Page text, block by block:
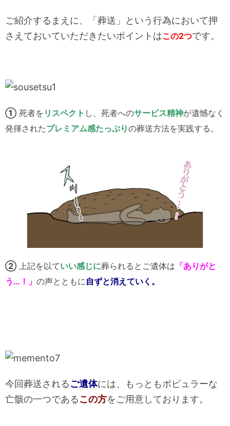
ご紹介するまえに、「葬送」という行為において押
さえておいていただきたいポイントはこの2つです。
① 死者を リスペクト し、死者へのサービス精神が遺憾なく
発揮されたプレミアム感たっぷりの葬送方法を実践する。
② 上記を以ていい感じに葬られるとご遺体は 「ありがと
う…！」 の声とともに 自ずと消えていく。
今回葬送されるご遺体には、もっともポピュラーな
亡骸の一つであるこの方をご用意しております。